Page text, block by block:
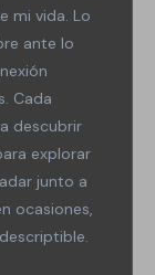
mi vida. Lo
ante lo
Cada
descubrir
explorar
junto a
ocasiones,